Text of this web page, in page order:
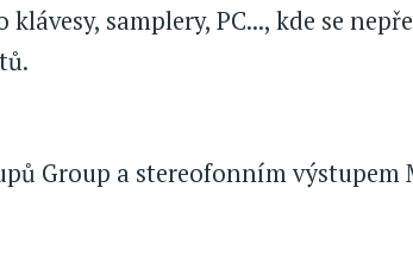
samplery, PC..., kde se
Group a stereofonním výstupem